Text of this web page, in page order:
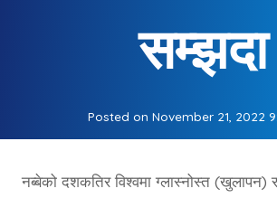
सम्झदा
Posted on November 21, 2022
नब्बेको दशकतिर विश्वमा ग्लास्नोस्त (खुलापन)